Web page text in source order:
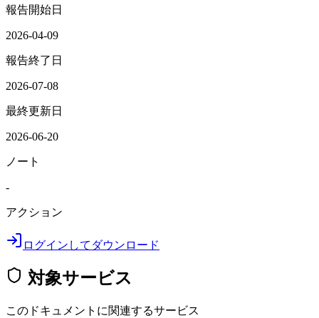
報告開始日
2026-04-09
報告終了日
2026-07-08
最終更新日
2026-06-20
ノート
-
アクション
ログインしてダウンロード
対象サービス
このドキュメントに関連するサービス